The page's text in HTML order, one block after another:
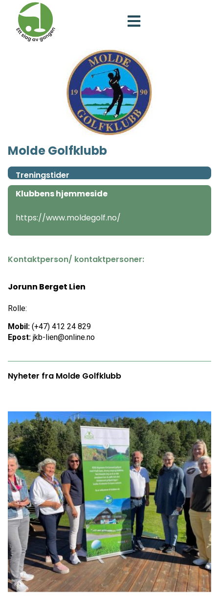
Molde Golfklubb
Treningstider
Klubbens hjemmeside
https://www.moldegolf.no/
Kontaktperson/ kontaktpersoner:
Jorunn Berget Lien
Rolle:
Mobil: (+47) 412 24 829
Epost: jkb-lien@online.no
Nyheter fra Molde Golfklubb